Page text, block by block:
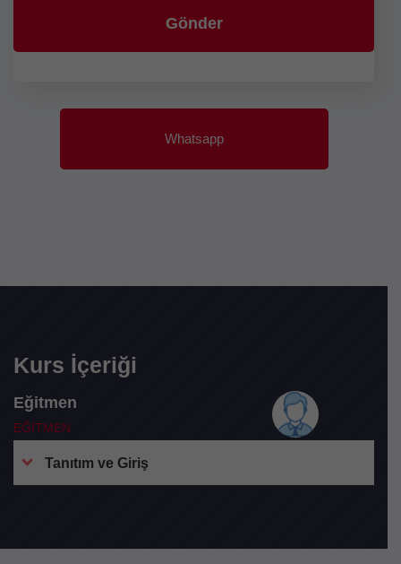
Whatsapp
Kurs İçeriği
Eğitmen
EĞİTMEN
Tanıtım ve Giriş